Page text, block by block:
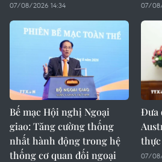
07/08/2026 14:34 07/
Bế mạc Hội nghị Ngoại
giao: Tăng cường thống
nhất hành động trong hệ
thống cơ quan đối ngoại
Đưa
thực
07/